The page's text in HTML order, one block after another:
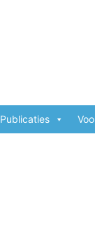
Publicaties